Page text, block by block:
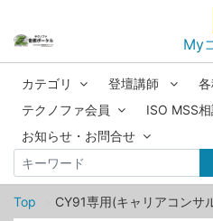
My
カテゴリ 登壇講師
テクノファ会員
ISO MSS
お知らせ・お問合せ
Top CY91専用(キャリアコンサ